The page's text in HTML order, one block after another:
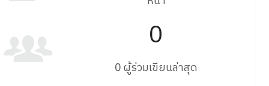
0
0 ผู้ร่วมเขียนล่าสุด